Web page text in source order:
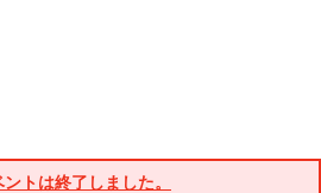
トは終了しました。